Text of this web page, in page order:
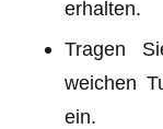
erhalten.
Tragen
weichen
ein.